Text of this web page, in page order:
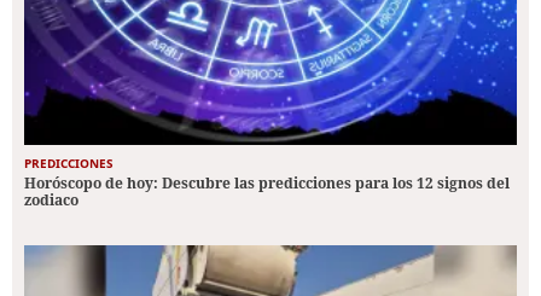
PREDICCIONES
Horóscopo de hoy: Descubre las predicciones para los 12 signos del
zodiaco